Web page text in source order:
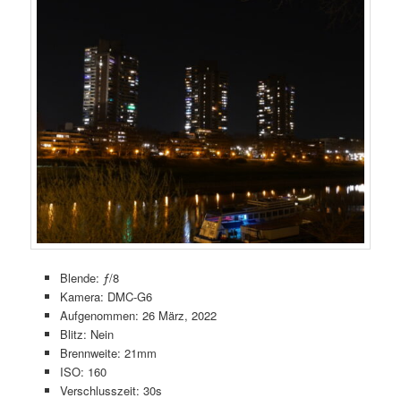
Blende: ƒ/8
Kamera: DMC-G6
Aufgenommen: 26 März, 2022
Blitz: Nein
Brennweite: 21mm
ISO: 160
Verschlusszeit: 30s